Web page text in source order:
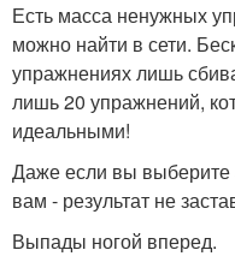
Есть масса ненужных
можно найти в сети.
упражнениях лишь
лишь 20 упражнений,
идеальными!
Даже если вы выберите
вам - результат не
Выпады ногой вперед.